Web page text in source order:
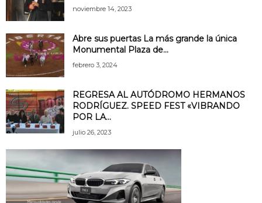
noviembre 14, 2023
Abre sus puertas La más grande la única
Monumental Plaza de...
febrero 3, 2024
REGRESA AL AUTÓDROMO HERMANOS
RODRÍGUEZ. SPEED FEST «VIBRANDO
POR LA...
julio 26, 2023